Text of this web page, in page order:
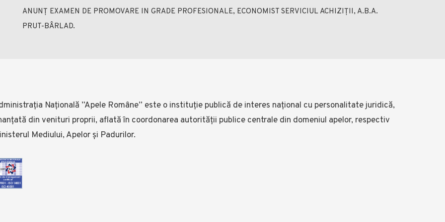
ANUNȚ EXAMEN DE PROMOVARE IN GRADE PROFESIONALE, ECONOMIST SERVICIUL ACHIZIȚII, A.B.A.
PRUT-BÂRLAD.
Națională ”Apele Române” este o instituție publică de interes național cu personalitate juridică,
din venituri proprii, aflată în coordonarea autorității publice centrale din domeniul apelor, respectiv
Mediului, Apelor și Padurilor.